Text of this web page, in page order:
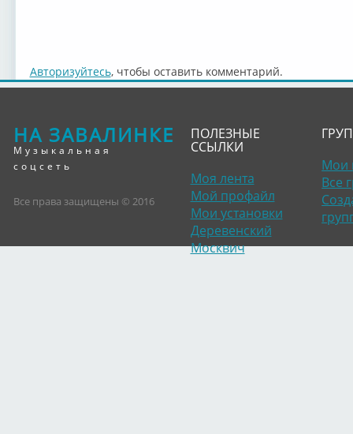
Авторизуйтесь, чтобы оставить комментарий.
НА ЗАВАЛИНКЕ
Музыкальная
соцсеть
Все права защищены © 2016
ПОЛЕЗНЫЕ
ССЫЛКИ
Моя лента
Мой профайл
Мои установки
Деревенский
Москвич
Мои
Все